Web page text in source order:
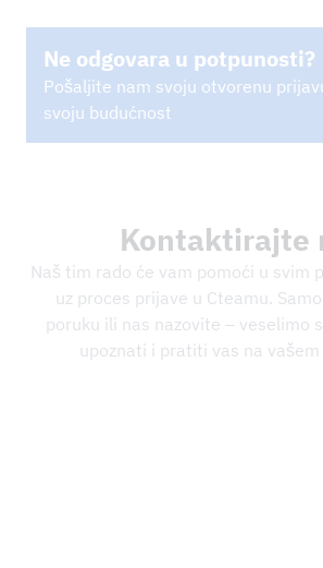
Ne odgovara u potpunosti?
Pošaljite nam svoju otvorenu
svoju budućnost
Kontaktirajte
Naš tim rado će vam pomoći u svim
uz proces prijave u Cteamu.
poruku ili nas nazovite – veselimo
upoznati i pratiti vas na